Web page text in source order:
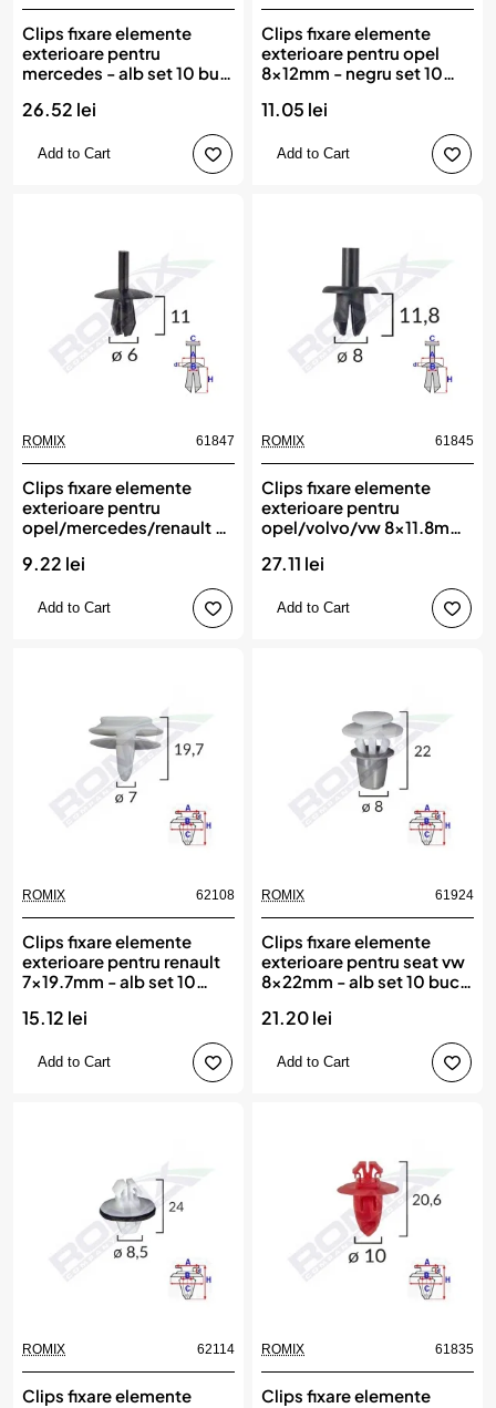
Clips fixare elemente
exterioare pentru
mercedes - alb set 10 buc,
26.52 lei
Add to Cart
Clips fixare elemente
exterioare pentru opel
8x12mm - negru set 10
11.05 lei
Add to Cart
ROMIX 61847
Clips fixare elemente
exterioare pentru
opel/mercedes/renault -
9.22 lei
Add to Cart
ROMIX 61845
Clips fixare elemente
exterioare pentru
opel/volvo/vw 8x11.8mm
27.11 lei
Add to Cart
ROMIX 62108
Clips fixare elemente
exterioare pentru renault
7x19.7mm - alb set 10
15.12 lei
Add to Cart
ROMIX 61924
Clips fixare elemente
exterioare pentru seat vw
8x22mm - alb set 10 buc,
21.20 lei
Add to Cart
ROMIX 62114
Clips fixare elemente
ROMIX 61835
Clips fixare elemente